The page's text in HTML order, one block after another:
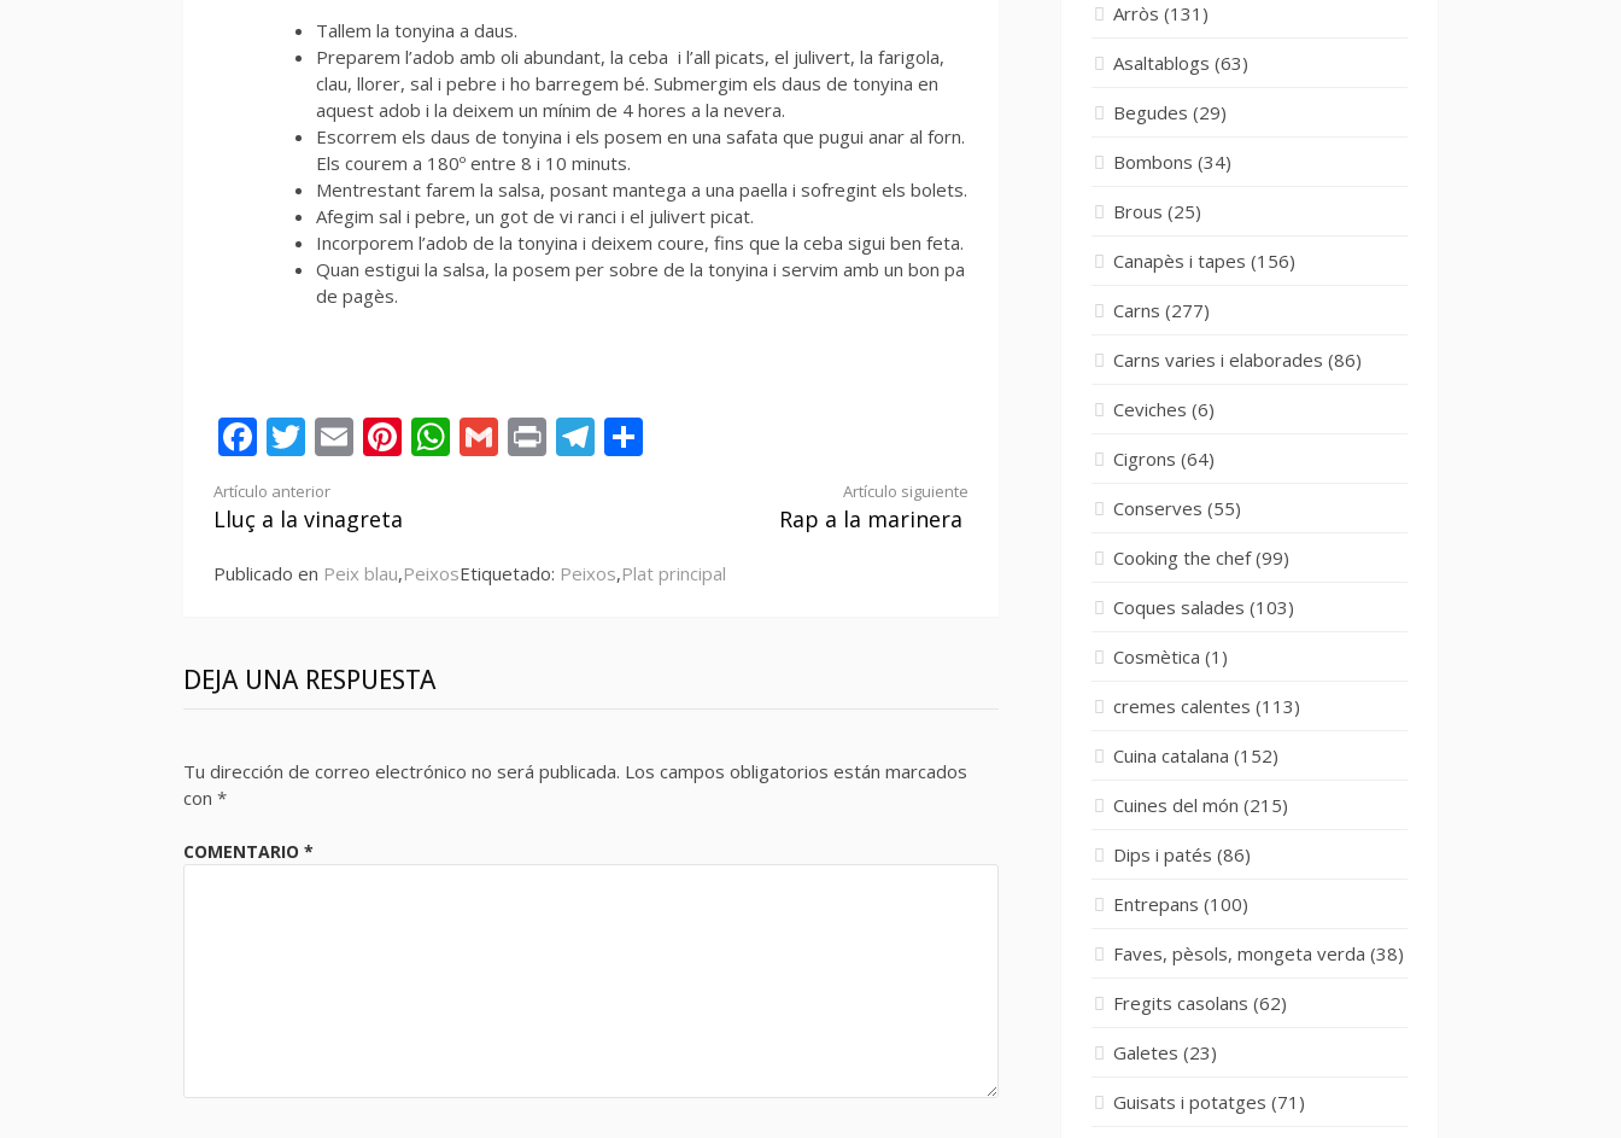
Tallem la tonyina a daus.
Preparem l’adob amb oli abundant, la ceba i l’all picats, el julivert, la farigola,
clau, llorer, sal i pebre i ho barregem bé. Submergim els daus de tonyina en
aquest adob i la deixem un mínim de 4 hores a la nevera.
Escorrem els daus de tonyina i els posem en una safata que pugui anar al forn.
Els courem a 180º entre 8 i 10 minuts.
Mentrestant farem la salsa, posant mantega a una paella i sofregint els bolets.
Afegim sal i pebre, un got de vi ranci i el julivert picat.
Incorporem l’adob de la tonyina i deixem coure, fins que la ceba sigui ben feta.
Quan estigui la salsa, la posem per sobre de la tonyina i servim amb un bon pa
de pagès.
Facebook
Twitter
EmailPinterest
WhatsApp
GmailPrintTelegram
Seguir
leyendo
Artículo anterior
Lluç a la vinagreta
Artículo siguiente
Rap a la marinera
Publicado en Peix blau,PeixosEtiquetado: Peixos,Plat principal
DEJA UNA RESPUESTA
Tu dirección de correo electrónico no será publicada. Los campos obligatorios están marcados
con *
COMENTARIO *
Arròs (131)
Asaltablogs (63)
Begudes (29)
Bombons (34)
Brous (25)
Canapès i tapes (156)
Carns (277)
Carns varies i elaborades (86)
Ceviches (6)
Cigrons (64)
Conserves (55)
Cooking the chef(99)
Coques salades (103)
Cosmètica (1)
cremes calentes (113)
Cuina catalana (152)
Cuines del món (215)
Dips i patés (86)
Entrepans (100)
Faves, pèsols, mongeta verda (38)
Fregits casolans (62)
Galetes (23)
Guisats i potatges (71)